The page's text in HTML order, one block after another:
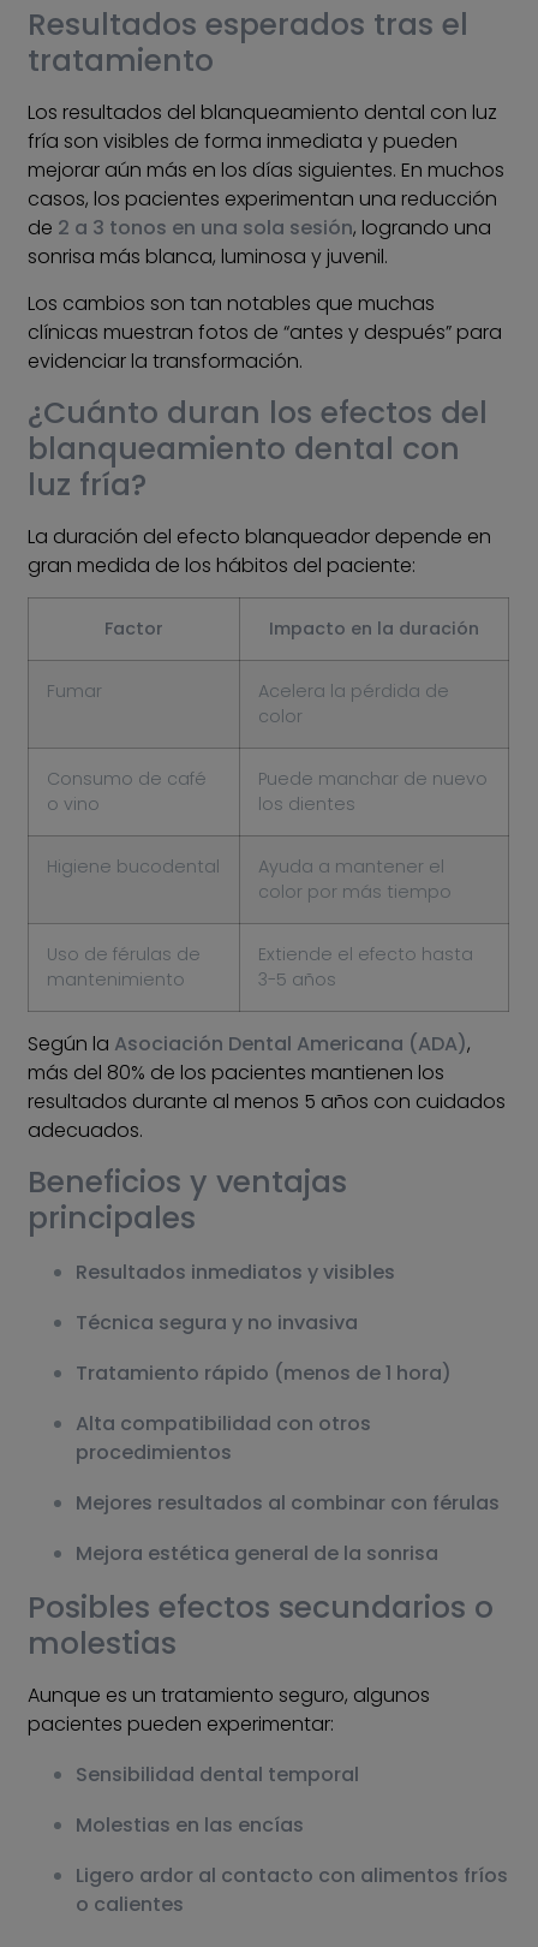
Resultados esperados tras el
tratamiento
Los resultados del blanqueamiento dental con luz
fría son visibles de forma inmediata y pueden
mejorar aún más en los días siguientes. En muchos
casos, los pacientes experimentan una reducción
de 2 a 3 tonos en una sola sesión, logrando una
sonrisa más blanca, luminosa y juvenil.
Los cambios son tan notables que muchas
clínicas muestran fotos de “antes y después” para
evidenciar la transformación.
¿Cuánto duran los efectos del
blanqueamiento dental con
luz fría?
La duración del efecto blanqueador depende en
gran medida de los hábitos del paciente:
Factor Impacto en la duración
Fumar
Acelera la pérdida de
color
Consumo de café
o vino
Puede manchar de nuevo
los dientes
Higiene bucodental
Ayuda a mantener el
color por más tiempo
Uso de férulas de
mantenimiento
Extiende el efecto hasta
3-5 años
Según la Asociación Dental Americana (ADA),
más del 80% de los pacientes mantienen los
resultados durante al menos 5 años con cuidados
adecuados.
Beneficios y ventajas
principales
Resultados inmediatos y visibles
Técnica segura y no invasiva
Tratamiento rápido (menos de 1 hora)
Alta compatibilidad con otros
procedimientos
Mejores resultados al combinar con férulas
Mejora estética general de la sonrisa
Posibles efectos secundarios o
molestias
Aunque es un tratamiento seguro, algunos
pacientes pueden experimentar:
Sensibilidad dental temporal
Molestias en las encías
Ligero ardor al contacto con alimentos fríos
o calientes